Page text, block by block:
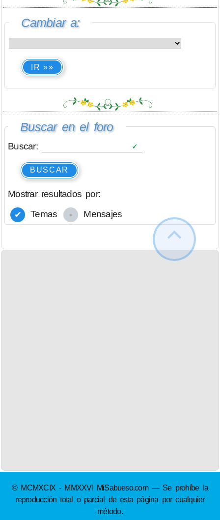
Cambiar a:
IR »»
Buscar en el foro
Buscar:
BUSCAR
Mostrar resultados por:
Temas
Mensajes
© MCMXCIX - MMXXVI MiSabueso.com — Se prohíbe la
reproducción total o parcial de esta página por cualquier
método.